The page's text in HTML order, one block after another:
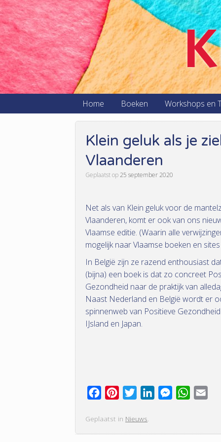
K
Home Boeken Workshops en
Klein geluk als je
Vlaanderen
Geplaatst op25 september 2020
Net als van Klein geluk voor de
Vlaanderen, komt er ook van ons
Vlaamse editie. (Waarin alle
mogelijk naar Vlaamse boeken en
In België zijn ze razend enthousiast
(bijna) een boek is dat zo concreet
Gezondheid naar de praktijk van
Naast Nederland en België wordt er
spinnenweb van Positieve
IJsland en Japan.
c
e
n
t
i
t
k
M
s
W
t
i
Geplaatst in Nieuws